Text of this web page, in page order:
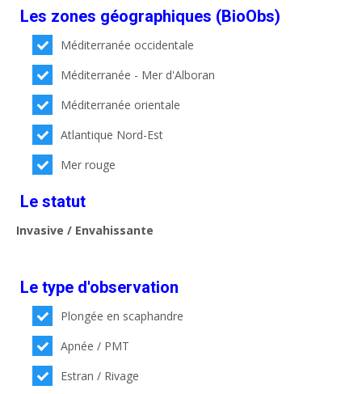
Les zones géographiques (BioObs)
Méditerranée occidentale
Méditerranée - Mer d'Alboran
Méditerranée orientale
Atlantique Nord-Est
Mer rouge
Le statut
Invasive / Envahissante
Le type d'observation
Plongée en scaphandre
Apnée / PMT
Estran / Rivage